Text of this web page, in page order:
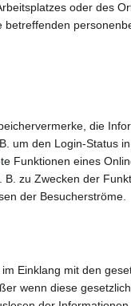
oder des
die
um den Login-Status
Funktionen eines
zu Zwecken der
der Besucherströme.
Einklang mit den
wenn diese